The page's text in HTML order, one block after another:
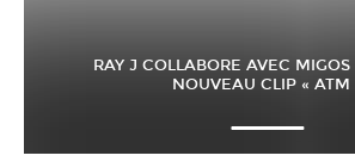
RAY J COLLABORE AVEC
NOUVEAU CLIP « ATM